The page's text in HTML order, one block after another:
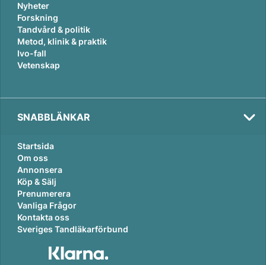
Nyheter
Forskning
Tandvård & politik
Metod, klinik & praktik
Ivo-fall
Vetenskap
SNABBLÄNKAR
Startsida
Om oss
Annonsera
Köp & Sälj
Prenumerera
Vanliga Frågor
Kontakta oss
Sveriges Tandläkarförbund